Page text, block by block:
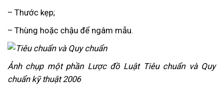
– Thước kẹp;
– Thùng hoặc chậu để ngâm mẫu.
Ảnh chụp một phần Lược đồ Luật Tiêu chuẩn và Quy
chuẩn kỹ thuật 2006